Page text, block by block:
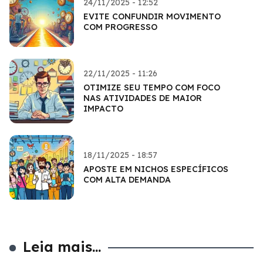
24/11/2025 - 12:52
EVITE CONFUNDIR MOVIMENTO
COM PROGRESSO
22/11/2025 - 11:26
OTIMIZE SEU TEMPO COM FOCO
NAS ATIVIDADES DE MAIOR
IMPACTO
18/11/2025 - 18:57
APOSTE EM NICHOS ESPECÍFICOS
COM ALTA DEMANDA
Leia mais...